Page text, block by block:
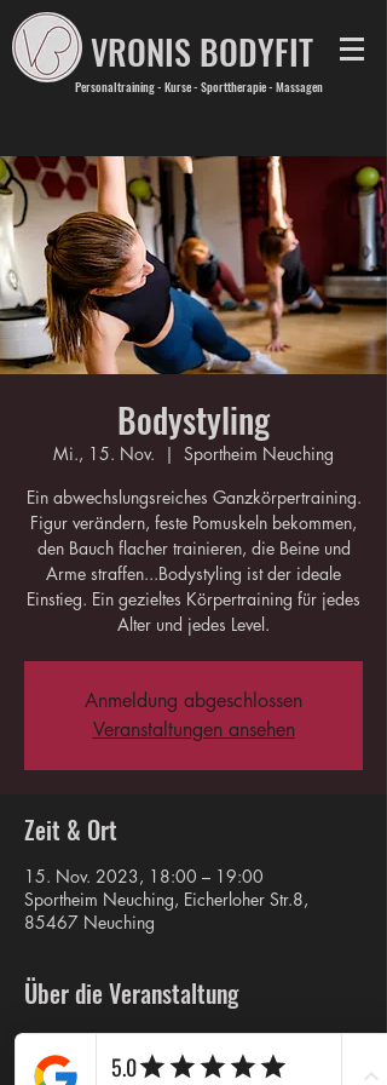
VRONIS BODYFIT
Personaltraining - Kurse - Sporttherapie - Massagen
Bodystyling
Mi., 15. Nov.
  |
Sportheim Neuching
Ein abwechslungsreiches Ganzkörpertraining.
Figur verändern, feste Pomuskeln bekommen,
den Bauch flacher trainieren, die Beine und
Arme straffen...Bodystyling ist der ideale
Einstieg. Ein gezieltes Körpertraining für jedes
Alter und jedes Level.
Anmeldung abgeschlossen
Veranstaltungen ansehen
Zeit & Ort
15. Nov. 2023, 18:00 – 19:00
Sportheim Neuching, Eicherloher Str.8,
85467 Neuching
Über die Veranstaltung
Bitte per WhatsApp oder telefonisch bei mir
vorab melden.